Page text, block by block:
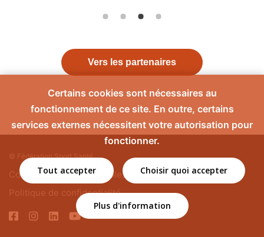
Vers les partenaires
© Fédération Sport Santé
Contact
Mentions légales
Politique de confidentialité
Certains cookies sont nécessaires au
fonctionnement de ce site. En outre, certains
services externes nécessitent votre autorisation pour
fonctionner.
Tout accepter Choisir quoi accepter
Plus d'information